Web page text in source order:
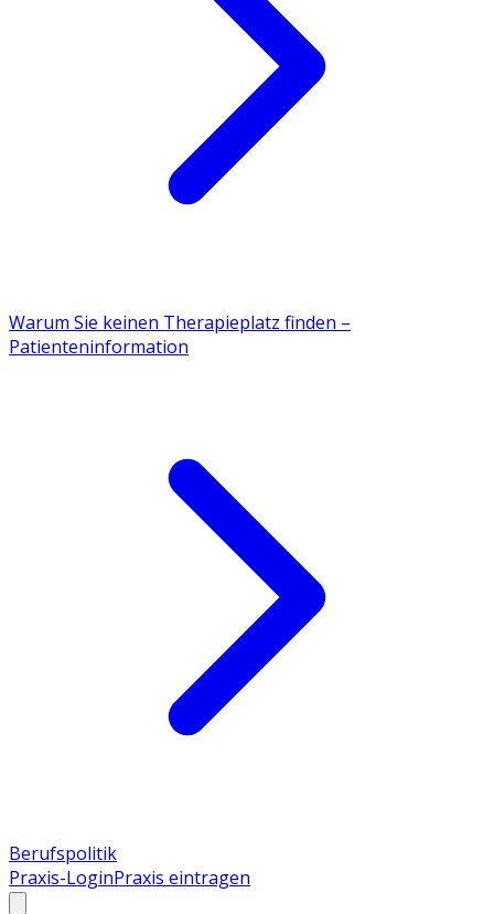
Warum Sie keinen Therapieplatz finden –
Patienteninformation
Berufspolitik
Praxis-LoginPraxis eintragen